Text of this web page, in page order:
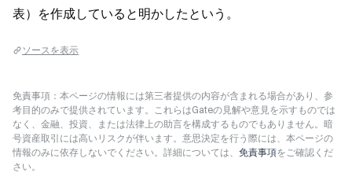
表）を作成していると明かしたという。
ソースを表示
免責事項：本ページの情報には第三者提供の内容が含まれる場合があり、参
考目的のみで提供されています。これらはGateの見解や意見を示すものでは
なく、金融、投資、または法律上の助言を構成するものでもありません。暗
号資産取引には高いリスクが伴います。意思決定を行う際には、本ページの
情報のみに依存しないでください。詳細については、 免責事項をご確認くだ
さい。